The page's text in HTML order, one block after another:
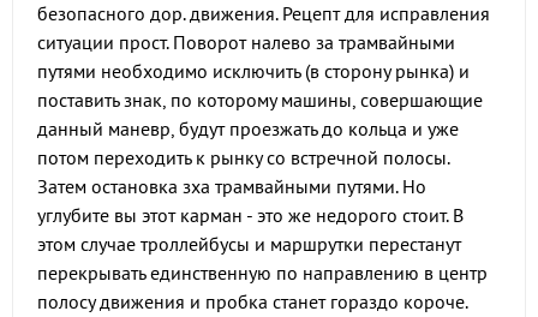
безопасного дор. движения. Рецепт для исправления
ситуации прост. Поворот налево за трамвайными
путями необходимо исключить (в сторону рынка) и
поставить знак, по которому машины, совершающие
данный маневр, будут проезжать до кольца и уже
потом переходить к рынку со встречной полосы.
Затем остановка зха трамвайными путями. Но
углубите вы этот карман - это же недорого стоит. В
этом случае троллейбусы и маршрутки перестанут
перекрывать единственную по направлению в центр
полосу движения и пробка станет гораздо короче.